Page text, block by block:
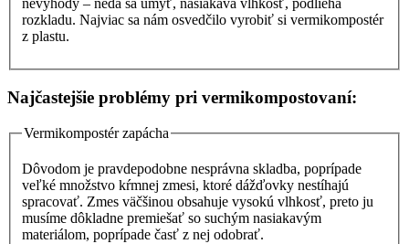
nevýhody – nedá sa umyť, nasiakavá vlhkosť, podlieha
rozkladu. Najviac sa nám osvedčilo vyrobiť si vermikompostér
z plastu.
Najčastejšie problémy pri vermikompostovaní:
Vermikompostér zapácha
Dôvodom je pravdepodobne nesprávna skladba, poprípade
veľké množstvo kŕmnej zmesi, ktoré dážďovky nestíhajú
spracovať. Zmes väčšinou obsahuje vysokú vlhkosť, preto ju
musíme dôkladne premiešať so suchým nasiakavým
materiálom, poprípade časť z nej odobrať.